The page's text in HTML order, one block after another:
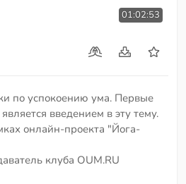
01:02:53
по успокоению ума. Первые
введением в эту тему.
онлайн-проекта "Йога-
клуба OUM.RU